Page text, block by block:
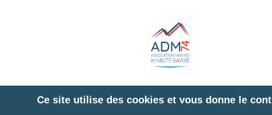
Ce site utilise des cookies et vous donne le